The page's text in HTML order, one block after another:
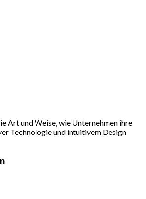
Art und Weise, wie Unternehmen ihre
Technologie und intuitivem Design